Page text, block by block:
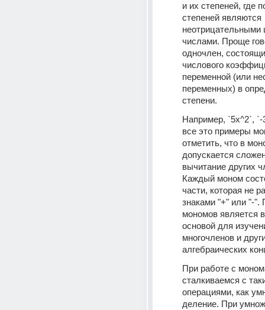
и их степеней, где
степеней являются
числами. Проще
одночлен,
числового
переменной (или
переменных) в
степени.
Например, `5x^2`,
все это примеры
отметить, что в
допускается
вычитание других
Каждый моном
части, которая не
знаками "+" или "-".
мономов является
основой для
многочленов и
алгебраических
При работе с
сталкиваемся с
операциями, как
деление. При